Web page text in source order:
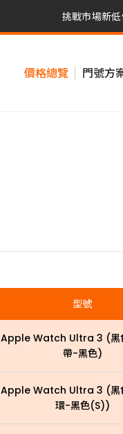
挑戰市場新
挑戰市場新
價格總覽 門號方
型號
Apple Watch Ultra 3 (黑
帶-黑色)
Apple Watch Ultra 3 (黑
環-黑色(S))